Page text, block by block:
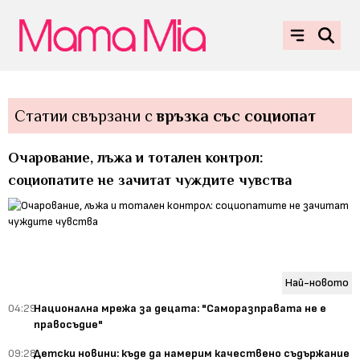
Статии свързани свръзка със социопат
Очарование, лъжа и тотален контрол:
социопатите не зачитат чуждите чувства
Най-новото
04:29Национална мрежа за децата: "Саморазправата не е
правосъдие"
09:28Детски новини: къде да намерим качествено съдържание